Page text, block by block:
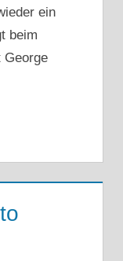
ein
beim
George